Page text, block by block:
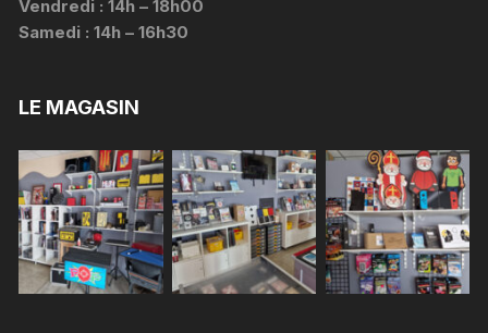
Vendredi : 14h – 18h00
Samedi : 14h – 16h30
LE MAGASIN